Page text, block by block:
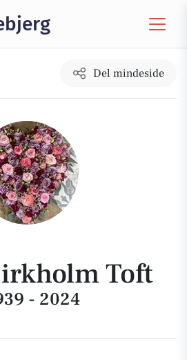
Del mindeside
Toft
- 2024